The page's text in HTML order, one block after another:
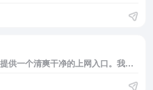
<p> Goto-mars火星首页为用户提供一个清爽干净的上网入口。我们的理念是简约、个性、极致。给上网用户提供最舒适的上网体验。 </p>